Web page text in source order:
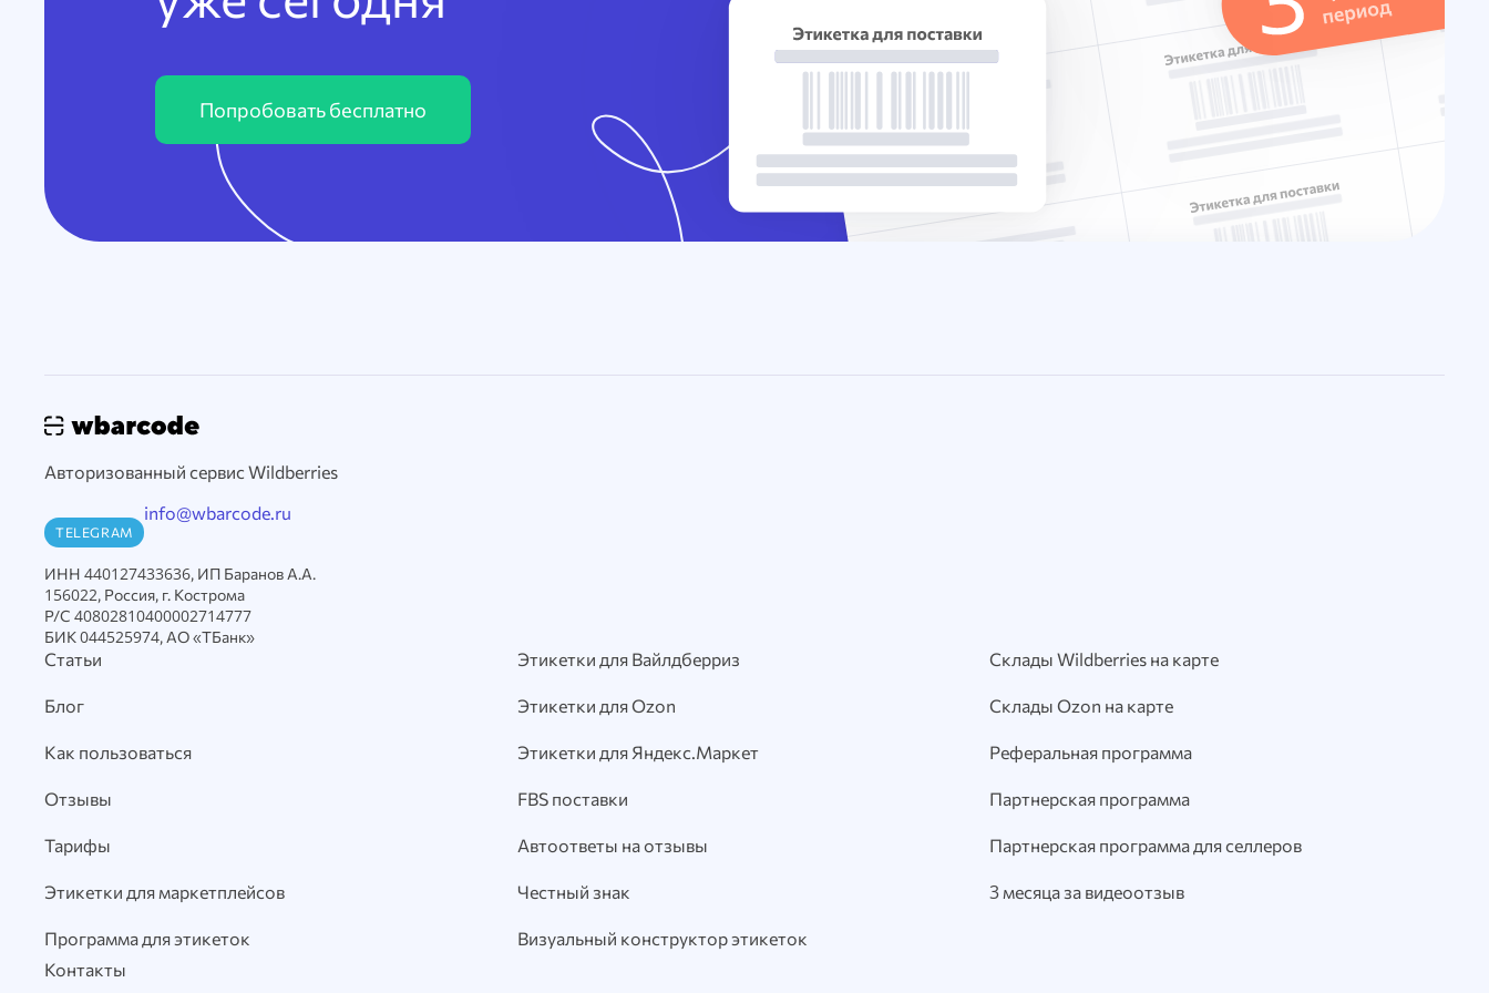
Попробовать бесплатно
Авторизованный сервис Wildberries
TELEGRAM
info@wbarcode.ru
ИНН 440127433636, ИП Баранов А.А.
156022, Россия, г. Кострома
Р/С 40802810400002714777
БИК 044525974, АО «ТБанк»
Статьи
Блог
Как пользоваться
Отзывы
Тарифы
Этикетки для маркетплейсов
Программа для этикеток
Этикетки для Вайлдберриз
Этикетки для Ozon
Этикетки для Яндекс.Маркет
FBS поставки
Автоответы на отзывы
Честный знак
Визуальный конструктор этикеток
Склады Wildberries на карте
Склады Ozon на карте
Реферальная программа
Партнерская программа
Партнерская программа для селлеров
3 месяца за видеоотзыв
Контакты